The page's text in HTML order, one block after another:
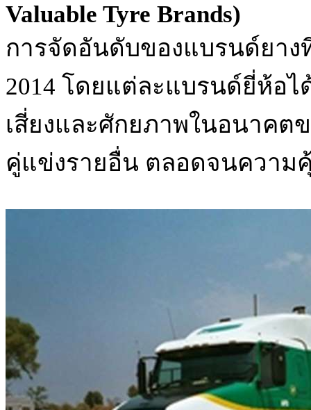
Valuable Tyre Brands)
การจัดอันดับของแบรนด์ยา
2014 โดยแต่ละแบรนด์ยี่ห้อ
เสี่ยงและศักยภาพในอนาคต
คู่แข่งรายอื่น ตลอดจนความ